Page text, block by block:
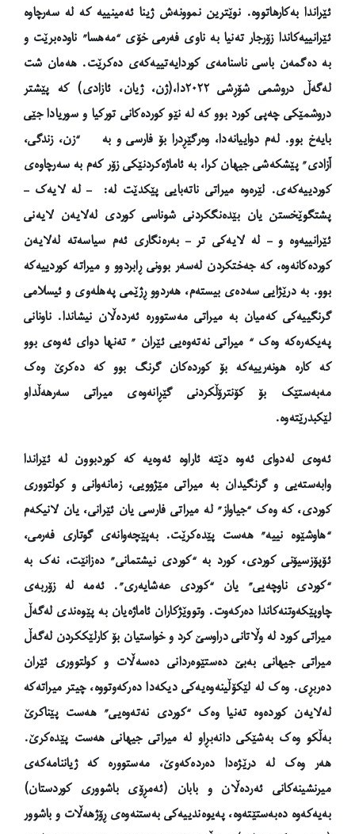
ئێراندا بەکارهاتووە. نوێترین نموونەش ژینا ئەمینییە کە لە سەرچاوە
ئێرانییەکاندا زۆرجار تەنیا بە ناوی فەرمی خۆی “مەهسا” ناودەبرێت و
بە دەگمەن باسی ناسنامەی کوردایەتییەکەی دەکرێت. هەمان شت
لەگەڵ دروشمی شۆڕشی ٢٠٢٢دا،(ژن، ژیان، ئازادی) کە پێشتر
دروشمێکی چەپی کورد بوو کە لە نێو کوردەکانی تورکیا و سوریادا جێی
بایەخ بوو. لەم دواییانەدا، وەرگێڕدرا بۆ فارسی و بە “زن، زندگی،
آزادی” پێشکەشی جیهان کرا، بە ئاماژەکردنێکی زۆر کەم بە سەرچاوەی
کوردییەکەی. لێرەوە میراتی ناتەبایی پێکدێت لە:– لە لایەک –
پشتگوێخستن یان بێدەنگکردنی شوناسی کوردی لەلایەن لایەنی
ئێرانییەوە و –لە لایەکی تر –بەرەنگاری ئەم سیاسەتە لەلایەن
کوردەکانەوە، کە جەختکردن لەسەر بوونی ڕابردوو و میراتە کوردییەکە
بوو. بە درێژایی سەدەی بیستەم، هەردوو ڕژێمی پەهلەوی و ئیسلامی
گرنگییەکی کەمیان بە میراتی مەستوورە ئەردەڵان نیشاندا. ناونانی
پەیکەرەکە وەک “ میراتی نەتەوەیی ئێران ” تەنها دوای ئەوەی بوو
کە کارە هونەرییەکە بۆ کوردەکان گرنگ بوو کە دەکرێ وەک
مەبەستێک بۆ کۆنترۆڵکردنی گێڕانەوەی میراتی سەرهەڵداو
لێکبدرێتەوە.
ئەوەی لەدوای ئەوە دێتە ئاراوە ئەوەیە کە کوردبوون لە ئێراندا
وابەستەیی و گرنگیدان بە میراتی مێژوویی، زمانەوانی و کولتووری
کوردی، کە وەک “جیاواز” لە میراتی فارسی یان ئێرانی، یان لانیکەم
“هاوشێوە نییە” هەست پێدەکرێت.بەپێچەوانەی گوتاری فەرمی،
ئۆپۆزسیۆنی کوردی، کورد بە “کوردی نیشتمانی” دەزانێت، نەک بە
“کوردی ناوچەیی” یان “کوردی عەشایەری”. ئەمە لە زۆربەی
چاوپێکەوتنەکاندا دەرکەوت. وتووێژکاران ئاماژەیان بە پێوەندی لەگەڵ
میراتی کورد لە وڵاتانی دراوسێ کرد و خواستیان بۆ کارلێککردن لەگەڵ
میراتی جیهانی بەبێ دەستێوەردانی دەسەڵات و کولتووری ئێران
دەربڕی. وەک لە لێکۆڵینەوەیەکی دیکەدا دەرکەوتووە، چیتر میراتەکە
لەلایەن کوردەوە تەنیا وەک “کوردی نەتەوەیی” هەست پێناکرێ
بەڵکو وەک بەشێکی دانەبڕاو لە میراتی جیهانی هەست پێدەکرێ.
هەر وەک لە درێژەدا دەردەکەوێ، مەستوورە کە ژیاننامەکەی
میرنشینەکانی ئەردەڵان و بابان (ئەمڕۆی باشووری کوردستان)
بەیەکەوە دەبەستێتەوە، پەیوەندییەکی بەستنەوەی ڕۆژهەڵات و باشوور